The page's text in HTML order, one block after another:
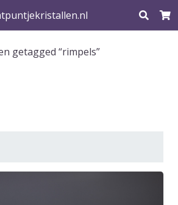
getagged “rimpels”